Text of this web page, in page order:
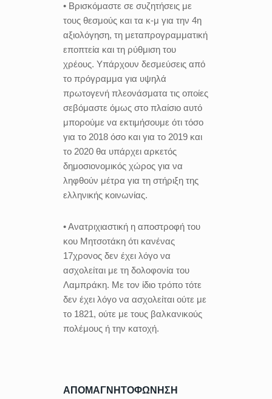
• Βρισκόμαστε σε συζητήσεις με
τους θεσμούς και τα κ-μ για την 4η
αξιολόγηση, τη μεταπρογραμματική
εποπτεία και τη ρύθμιση του
χρέους. Υπάρχουν δεσμεύσεις από
το πρόγραμμα για υψηλά
πρωτογενή πλεονάσματα τις οποίες
σεβόμαστε όμως στο πλαίσιο αυτό
μπορούμε να εκτιμήσουμε ότι τόσο
για το 2018 όσο και για το 2019 και
το 2020 θα υπάρχει αρκετός
δημοσιονομικός χώρος για να
ληφθούν μέτρα για τη στήριξη της
ελληνικής κοινωνίας.
• Ανατριχιαστική η αποστροφή του
κου Μητσοτάκη ότι κανένας
17χρονος δεν έχει λόγο να
ασχολείται με τη δολοφονία του
Λαμπράκη. Με τον ίδιο τρόπο τότε
δεν έχει λόγο να ασχολείται ούτε με
το 1821, ούτε με τους βαλκανικούς
πολέμους ή την κατοχή.
ΑΠΟΜΑΓΝΗΤΟΦΩΝΗΣΗ